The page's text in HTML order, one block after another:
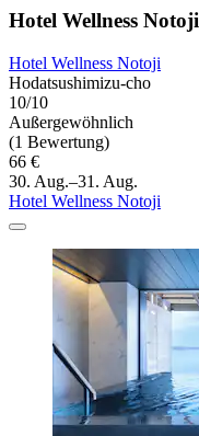
Hotel Wellness Notoji
Hotel Wellness Notoji
Hodatsushimizu-cho
10/10
Außergewöhnlich
(1 Bewertung)
66 €
30. Aug.–31. Aug.
Hotel Wellness Notoji